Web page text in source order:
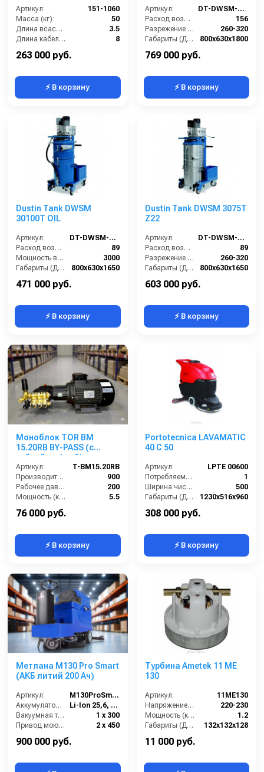
Артикул:
151-1060
Масса (кг):
50
Длина всасывающего шланга (м):
3.5
Длина кабеля (м):
8
263 000 руб.
⚡ В корзину
Артикул:
DT-DWSM-5575T-Z22
Расход воздуха (л/сек):
156
Разрежение / сила всасывания (мбар):
260-320
Габариты (ДхШхВ):
800х630х1800
769 000 руб.
⚡ В корзину
Dustin Tank DWSM
30100T OIL
Артикул:
DT-DWSM-30100T-OIL
Расход воздуха (л/сек):
89
Мощность всасывающих турбин (Вт):
3000
Габариты (ДхШхВ):
800х630х1650
471 000 руб.
⚡ В корзину
Dustin Tank DWSM 3075T
Z22
Артикул:
DT-DWSM-3075T-Z22
Расход воздуха (л/сек):
89
Разрежение / сила всасывания (мбар):
260-320
Габариты (ДхШхВ):
800х630х1650
603 000 руб.
⚡ В корзину
Моноблок TOR BM
15.20RB BY-PASS (с
гибкой муфтой)
Артикул:
T-BM15.20RB
Производительность (л/ч):
900
Рабочее давление (бар):
200
Мощность (кВт):
5.5
76 000 руб.
⚡ В корзину
Portotecnica LAVAMATIC
40 C 50
Артикул:
LPTE 00600
Потребляемая мощность (кВт):
1
Ширина чистки щёток (мм):
500
Габариты (ДхШхВ):
1230х516х960
308 000 руб.
⚡ В корзину
Метлана М130 Pro Smart
(АКБ литий 200 Ач)
Артикул:
М130ProSmart
Аккумулятор АКБ (В/А·ч):
Li-Ion 25,6, 200
Вакуумная турбина (Вт):
1 х 300
Привод моющих щеток (Вт):
2 х 450
900 000 руб.
Турбина Ametek 11 ME
130
Артикул:
11ME130
Напряжение (В):
220-230
Мощность (кВт):
1.2
Габариты (ДхШхВ):
132х132х128
Страна-производитель:
11 000 руб.